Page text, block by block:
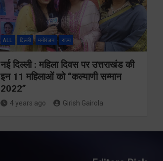
ALL दिल्ली मनोरंजन राज्य
नई दिल्ली : महिला दिवस पर उत्तराखंड की
इन 11 महिलाओं को “कल्याणी सम्मान
2022”
4 years ago Girish Gairola
24×7 अलर्ट मोड
मुख्य सचिव